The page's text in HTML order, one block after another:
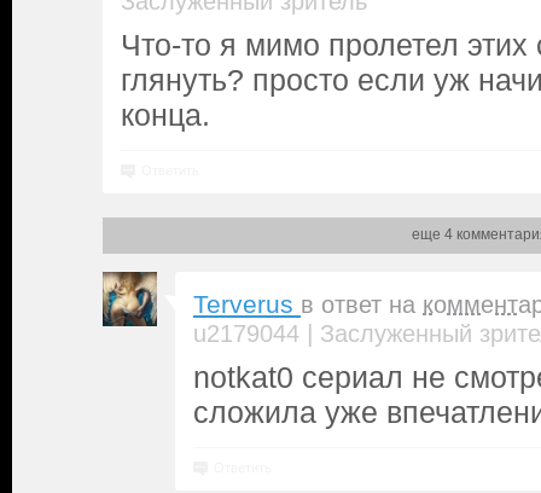
Что-то я мимо пролетел этих
глянуть? просто если уж
конца.
еще 4
Terverus в ответ на
u2179044 | Заслуженный
notkat0 сериал не
сложила уже